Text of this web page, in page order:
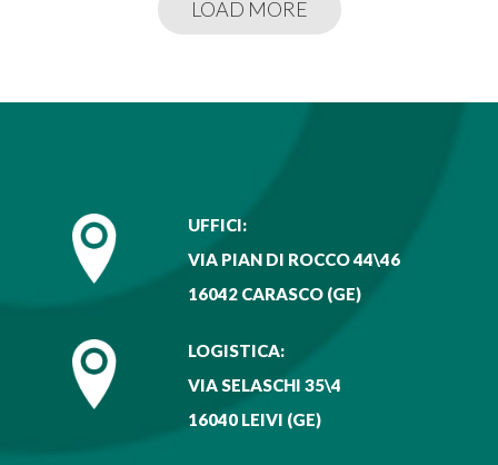
LOAD MORE
UFFICI:
VIA PIAN DI ROCCO 44\46
16042 CARASCO (GE)
LOGISTICA:
VIA SELASCHI 35\4
16040 LEIVI (GE)